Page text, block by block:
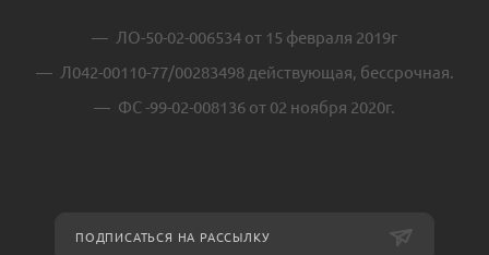
ЛО-50-02-006534 от 15 февраля 2019г
Л042-00110-77/00283498 действующая, бессрочная.
ФС -99-02-008136 от 02 ноября 2020г.
ПОДПИСАТЬСЯ НА РАССЫЛКУ